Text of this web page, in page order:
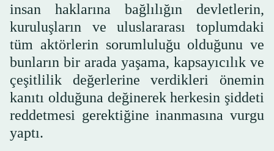
insan haklarına bağlılığın devletlerin,
kuruluşların ve uluslararası toplumdaki
tüm aktörlerin sorumluluğu olduğunu ve
bunların bir arada yaşama, kapsayıcılık ve
çeşitlilik değerlerine verdikleri önemin
kanıtı olduğuna değinerek herkesin şiddeti
reddetmesi gerektiğine inanmasına vurgu
yaptı.